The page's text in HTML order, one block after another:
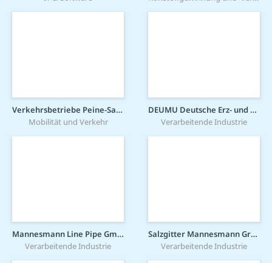
Verkehrsbetriebe Peine-Salzgitter GmbH
Mobilität und Verkehr
DEUMU Deutsche Erz- und Metall-Union GmbH
Verarbeitende Industrie
Mannesmann Line Pipe GmbH
Verarbeitende Industrie
Salzgitter Mannesmann Grobblech GmbH
Verarbeitende Industrie